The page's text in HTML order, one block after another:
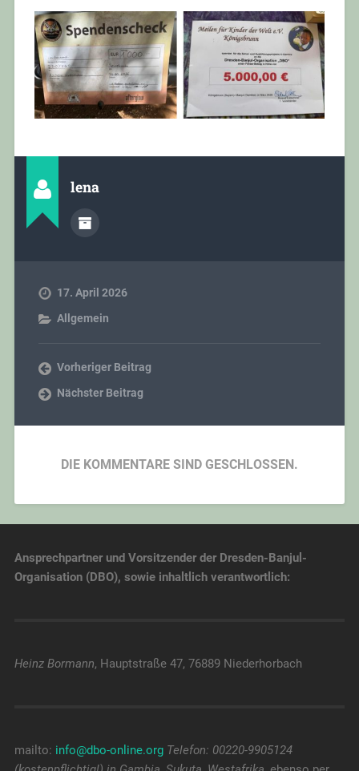
lena
17. April 2026
Allgemein
Vorheriger Beitrag
Nächster Beitrag
DIE KOMMENTARE SIND GESCHLOSSEN.
Ansprechpartner und Vorsitzender der Dresden-Banjul-
Organisation (DBO), sowie inhaltlich verantwortlich:
Heinz Bormann, Hauptstraße 47, 76889 Niederhorbach
mailto: info@dbo-online.org Telefon: 00220-9905124